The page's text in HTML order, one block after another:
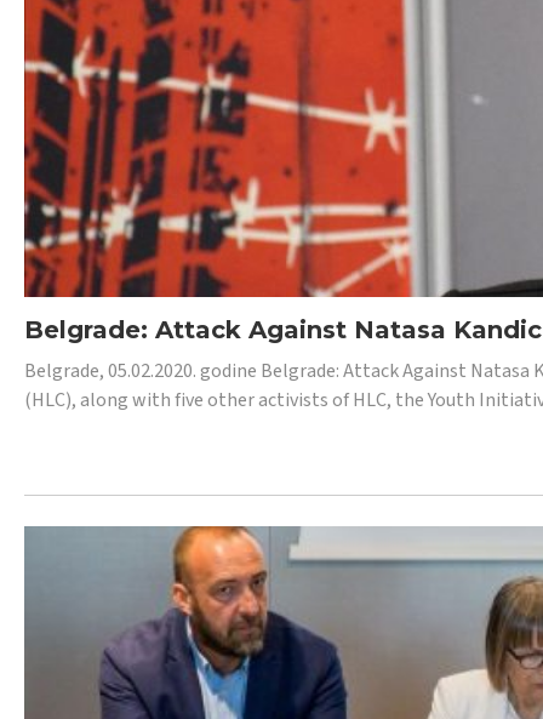
Belgrade: Attack Against Natasa
Belgrade, 05.02.2020. godine Belgrade: Attack Against
(HLC), along with five other activists of HLC, the Youth